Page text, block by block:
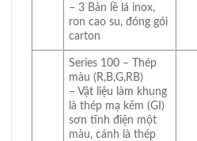
– 3 Bản lề lá inox,
ron cao su, đóng gói
carton
Series 100 – Thép
màu (R,B,G,RB)
– Vật liệu làm khung
là thép mạ kẽm (GI)
sơn tĩnh điện một
màu, cánh là thép